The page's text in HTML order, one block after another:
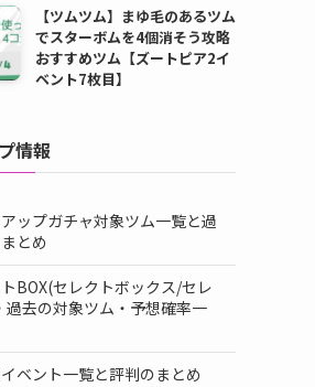
【ツムツム】まゆ毛のあるツム
でスターボムを4個消そう攻略
おすすめツム【ズートピア2イ
ベント7枚目】
情報
ップガチャ対象ツム一覧と過
とめ
BOX(セレクトボックス/セレ
過去の対象ツム・予想確率一
ベント一覧と評判のまとめ